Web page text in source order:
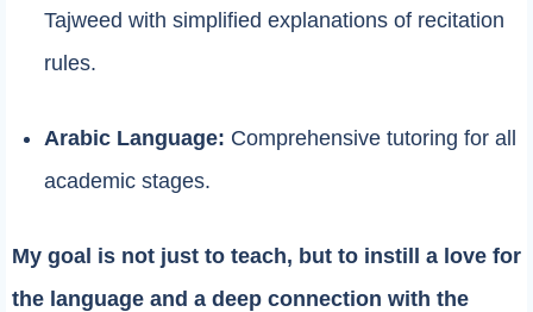
Tajweed with simplified explanations of recitation
rules.
Arabic Language: Comprehensive tutoring for all
academic stages.
My goal is not just to teach, but to instill a love for
the language and a deep connection with the